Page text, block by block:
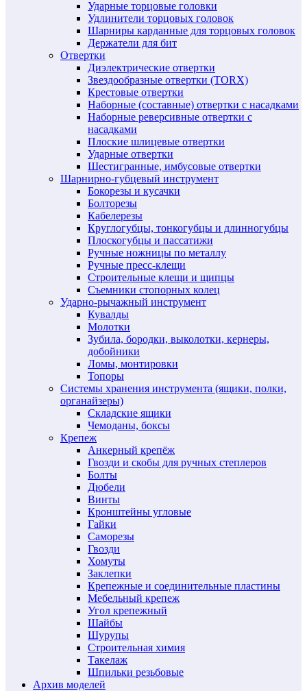
Ударные торцовые головки
Удлинители торцовых головок
Шарниры карданные для торцовых головок
Держатели для бит
Отвертки
Диэлектрические отвертки
Звездообразные отвертки (TORX)
Крестовые отвертки
Наборные (составные) отвертки с насадками
Наборные реверсивные отвертки с
насадками
Плоские шлицевые отвертки
Ударные отвертки
Шестигранные, имбусовые отвертки
Шарнирно-губцевый инструмент
Бокорезы и кусачки
Болторезы
Кабелерезы
Круглогубцы, тонкогубцы и длинногубцы
Плоскогубцы и пассатижи
Ручные ножницы по металлу
Ручные пресс-клещи
Строительные клещи и щипцы
Съемники стопорных колец
Ударно-рычажный инструмент
Кувалды
Молотки
Зубила, бородки, выколотки, кернеры,
добойники
Ломы, монтировки
Топоры
Системы хранения инструмента (ящики, полки,
органайзеры)
Складские ящики
Чемоданы, боксы
Крепеж
Анкерный крепёж
Гвозди и скобы для ручных степлеров
Болты
Дюбели
Винты
Кронштейны угловые
Гайки
Саморезы
Гвозди
Хомуты
Заклепки
Крепежные и соединительные пластины
Мебельный крепеж
Угол крепежный
Шайбы
Шурупы
Строительная химия
Такелаж
Шпильки резьбовые
Архив моделей